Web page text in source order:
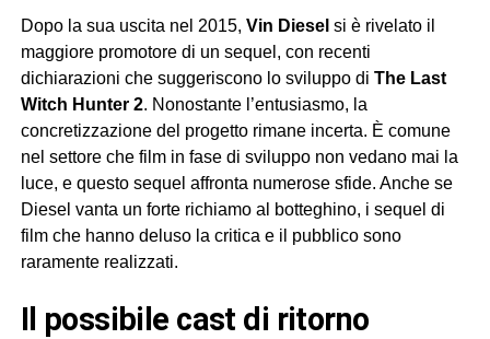
Dopo la sua uscita nel 2015, Vin Diesel si è rivelato il
maggiore promotore di un sequel, con recenti
dichiarazioni che suggeriscono lo sviluppo di The Last
Witch Hunter 2. Nonostante l’entusiasmo, la
concretizzazione del progetto rimane incerta. È comune
nel settore che film in fase di sviluppo non vedano mai la
luce, e questo sequel affronta numerose sfide. Anche se
Diesel vanta un forte richiamo al botteghino, i sequel di
film che hanno deluso la critica e il pubblico sono
raramente realizzati.
il possibile cast di ritorno